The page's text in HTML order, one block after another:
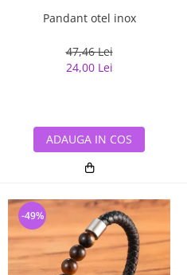
Pandant otel inox
47,46 Lei
24,00 Lei
ADAUGA IN COS
-49%